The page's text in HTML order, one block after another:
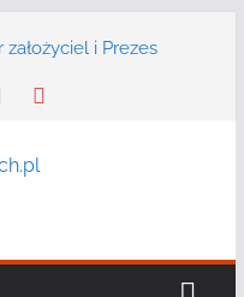
i Prezes
polski producent
zaprasza na
usługę